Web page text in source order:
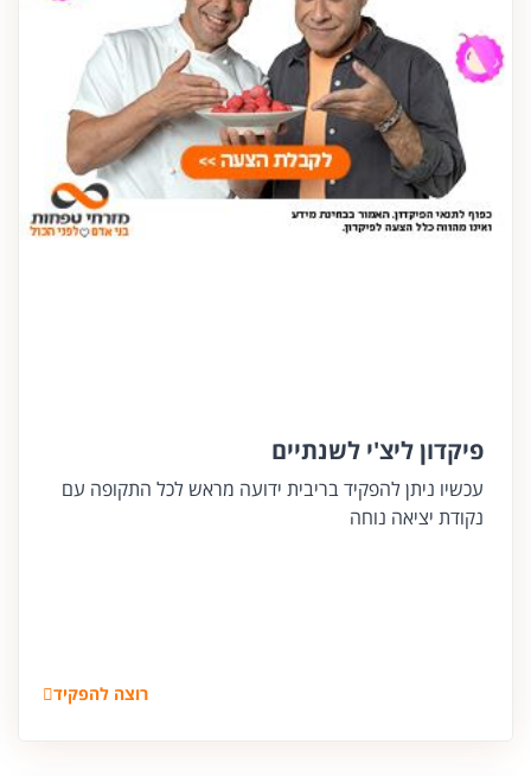
פיקדון ליצ'י לשנתיים
עכשיו ניתן להפקיד בריבית ידועה מראש לכל התקופה עם
נקודת יציאה נוחה
רוצה להפקיד